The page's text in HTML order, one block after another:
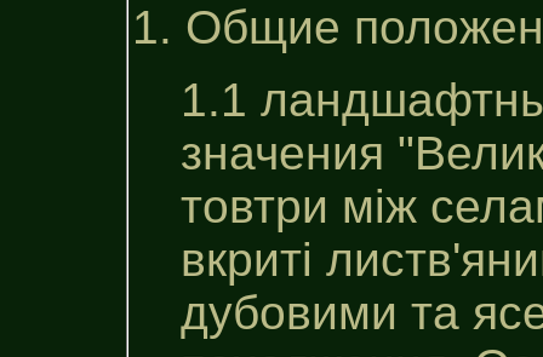
1. Общие
1.1
значения
товтри між
вкриті
дубовими та